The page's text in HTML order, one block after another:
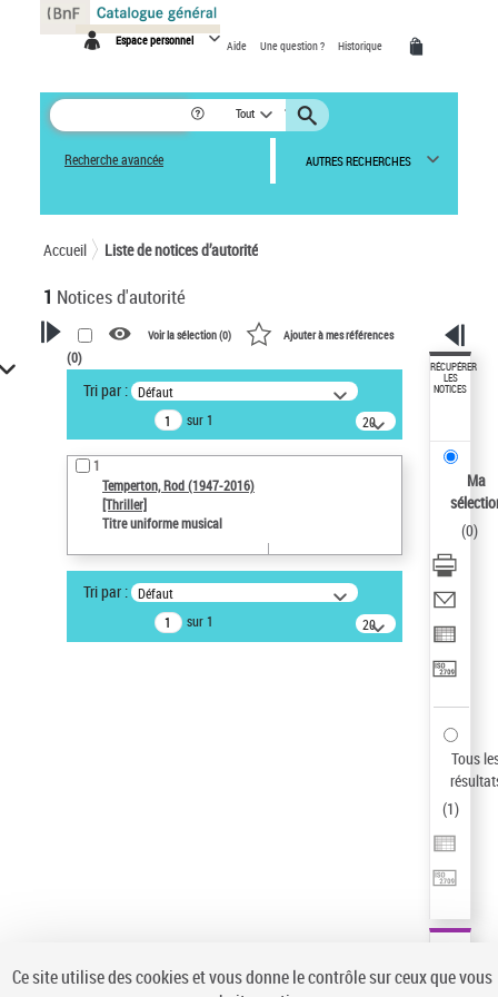
Espace personnel Aide Une question ? Historique
Tout
Recherche avancée AUTRES RECHERCHES
Accueil Liste de notices d’autorité
1 Notices d'autorité
VOTRE RECHERCHE
Recherche avancée dans les
notices d’autorité
Œuvres liées à l'auteur :
Temperton, Rod (1947-2016)
Type de notice d'autorité
Œuvre
Auteur d’œuvre
Voir la sélection (0) Ajouter à mes références
(0)
Tri par : Défaut
sur 1
20
résultats/page
1
Temperton, Rod (1947-2016)
[Thriller]
Titre uniforme musical
Tri par : Défaut
sur 1
20
résultats/page
RÉCUPÉRER
LES
NOTICES
Ma
(0)
Tous
(1)
Panneau de gestion des cookies
Ce site utilise des cookies et vous donne le contrôle sur ceux que vous